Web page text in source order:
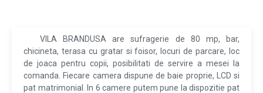
VILA BRANDUSA are sufragerie de 80 mp, bar,
chicineta, terasa cu gratar si foisor, locuri de parcare, loc
de joaca pentru copii, posibilitati de servire a mesei la
comanda. Fiecare camera dispune de baie proprie, LCD si
pat matrimonial. In 6 camere putem pune la dispozitie pat